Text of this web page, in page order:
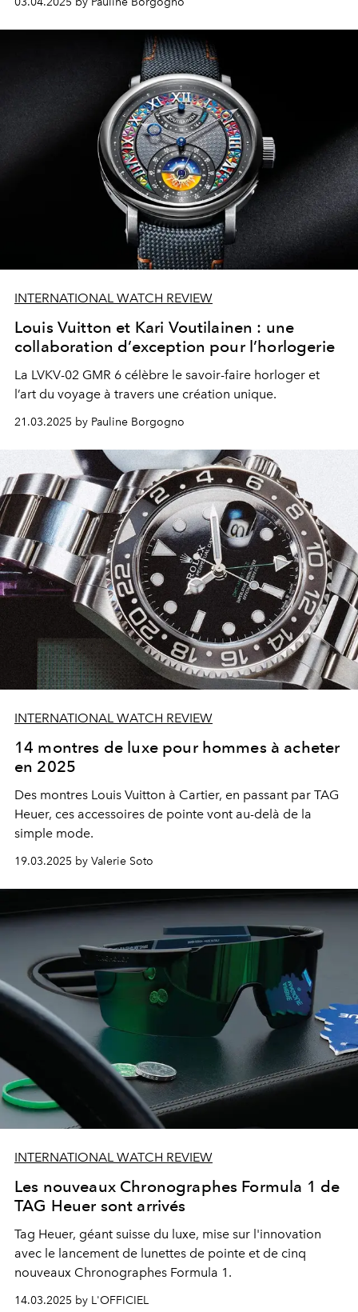
INTERNATIONAL WATCH REVIEW
Louis Vuitton et Kari Voutilainen : une
collaboration d’exception pour l’horlogerie
La LVKV-02 GMR 6 célèbre le savoir-faire horloger et
l’art du voyage à travers une création unique.
21.03.2025 by Pauline Borgogno
INTERNATIONAL WATCH REVIEW
14 montres de luxe pour hommes à acheter
en 2025
Des montres Louis Vuitton à Cartier, en passant par TAG
Heuer, ces accessoires de pointe vont au-delà de la
simple mode.
19.03.2025 by Valerie Soto
INTERNATIONAL WATCH REVIEW
Les nouveaux Chronographes Formula 1 de
TAG Heuer sont arrivés
Tag Heuer, géant suisse du luxe, mise sur l'innovation
avec le lancement de lunettes de pointe et de cinq
nouveaux Chronographes Formula 1.
14.03.2025 by L'OFFICIEL